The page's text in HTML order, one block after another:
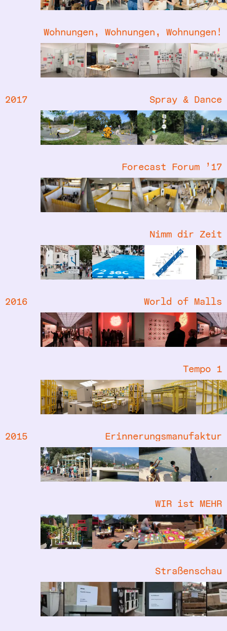
Wohnungen, Wohnungen, Wohnungen!
2017 Spray & Dance
Forecast Forum ’17
Nimm dir Zeit
2016 World of Malls
Tempo 1
2015 Erinnerungsmanufaktur
WIR ist MEHR
Straßenschau